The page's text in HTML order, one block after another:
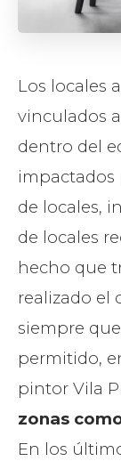
Los locales
vinculados
dentro del
impactados
de locales,
de locales
hecho que
realizado el
siempre
permitido,
pintor Vila
zonas
En los